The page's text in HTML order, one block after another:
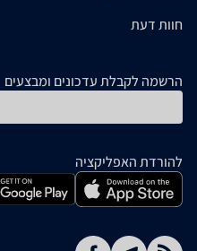
חוות דעת
הרשמה לקבלת עדכונים ומבצעים
להורדת האפליקציה